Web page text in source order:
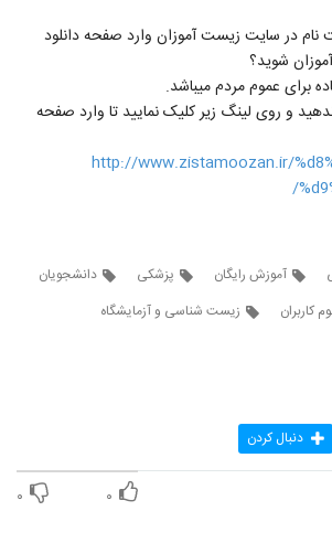
نام در سایت زیست آموزان وارد صفحه دانلود
شوید؟
برای عموم مردم میباشد.
و روی لینگ زیر کلیک نمایید تا وارد صفحه
http://www.zistamoozan.ir/
آموزش رایگان پزشکی
دانشجویان
کاربران
زیست شناسی و آزمایشگاه
دنبال کردن
۰ ۰